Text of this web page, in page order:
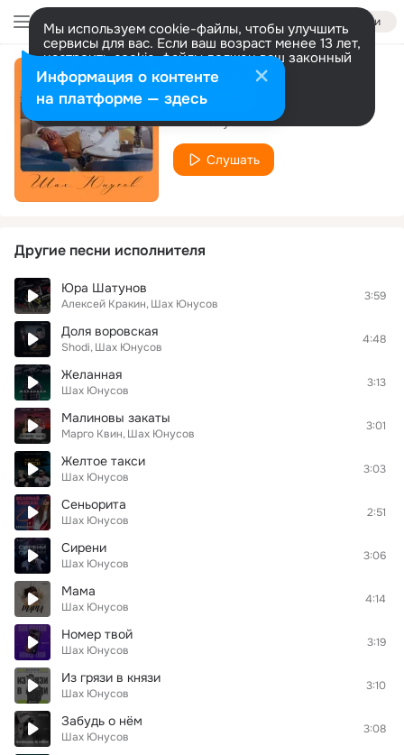
Войти
Мы используем cookie-файлы, чтобы улучшить
сервисы для вас. Если ваш возраст менее 13 лет,
настроить cookie-файлы должен ваш законный
представитель. Больше информации
Разрешить все Настроить
А мне так хорошо
Шах Юнусов
Слушать
Другие песни исполнителя
Юра Шатунов
Алексей Кракин Шах Юнусов
3:59
Доля воровская
Shodi Шах Юнусов
4:48
Желанная
Шах Юнусов
3:13
Малиновы закаты
Марго Квин Шах Юнусов
3:01
Желтое такси
Шах Юнусов
3:03
Сеньорита
Шах Юнусов
2:51
Сирени
Шах Юнусов
3:06
Мама
Шах Юнусов
4:14
Номер твой
Шах Юнусов
3:19
Из грязи в князи
Шах Юнусов
3:10
Забудь о нём
Шах Юнусов
3:08
Информация о контенте
на платформе — здесь